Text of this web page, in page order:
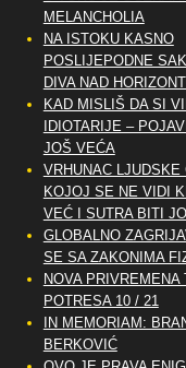
MELANCHOLIA
NA ISTOKU KASNO
POSLIJEPODNE
DIVA NAD
KAD MISLIŠ DA SI
IDIOTARIJE –
JOŠ VEĆA
VRHUNAC LJUDSKE
KOJOJ SE NE VIDI
VEĆ I SUTRA BITI
GLOBALNO
SE SA ZAKONIMA
NOVA PRIVREMENA
POTRESA 10 / 21
IN MEMORIAM:
BERKOVIĆ